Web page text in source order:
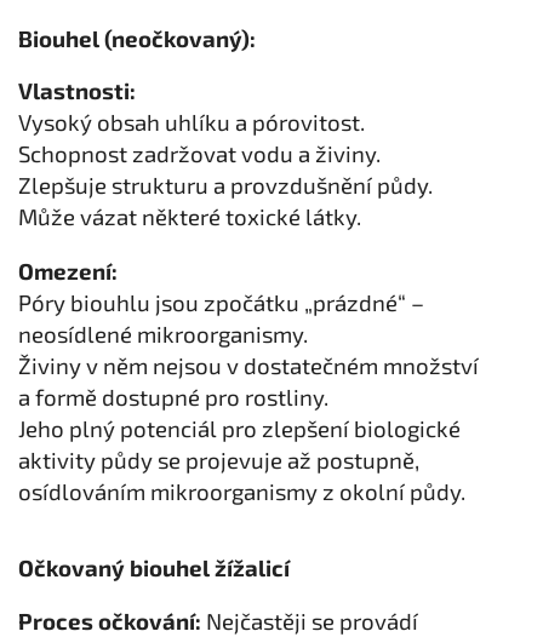
Biouhel (neočkovaný):
Vlastnosti:
Vysoký obsah uhlíku a pórovitost.
Schopnost zadržovat vodu a živiny.
Zlepšuje strukturu a provzdušnění půdy.
Může vázat některé toxické látky.
Omezení:
Póry biouhlu jsou zpočátku „prázdné“ –
neosídlené mikroorganismy.
Živiny v něm nejsou v dostatečném množství
a formě dostupné pro rostliny.
Jeho plný potenciál pro zlepšení biologické
aktivity půdy se projevuje až postupně,
osídlováním mikroorganismy z okolní půdy.
Očkovaný biouhel žížalicí
Proces očkování: Nejčastěji se provádí